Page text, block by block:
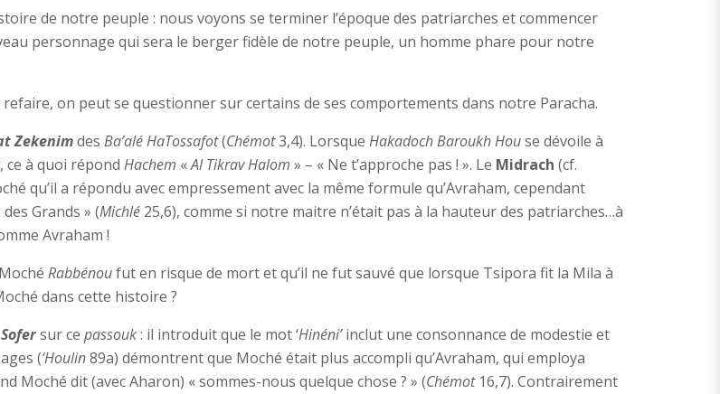
de notre peuple : nous voyons se terminer l’époque des patriarches et commencer
personnage qui sera le berger fidèle de notre peuple, un homme phare pour notre
on peut se questionner sur certains de ses comportements dans notre Paracha.
Zekenimdes Ba’alé HaTossafot(Chémot3,4). Lorsque Hakadoch Baroukh House dévoile à
ce à quoi répond Hachem «Al Tikrav Halom » – « Ne t’approche pas ! ». Le Midrach (cf.
qu’il a répondu avec empressement avec la même formule qu’Avraham, cependant
Grands » (Michlé 25,6), comme si notre maitre n’était pas à la hauteur des patriarches…à
Avraham !
Rabbénoufut en risque de mort et qu’il ne fut sauvé que lorsque Tsipora fit la Mila à
dans cette histoire ?
sur ce passouk: il introduit que le mot ‘Hinéni’inclut une consonnance de modestie et
(‘Houlin89a) démontrent que Moché était plus accompli qu’Avraham, qui employa
Moché dit (avec Aharon) « sommes-nous quelque chose ? » (Chémot16,7). Contrairement